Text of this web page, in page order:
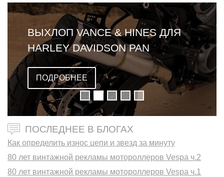
ВЫХЛОП VANCE & HINES ДЛЯ
HARLEY DAVIDSON PAN
AMERICA
ПОДРОБНЕЕ
ПОСЛЕДНЕЕ В БЛОГАХ
Как определить износ цепи и звезд за минуту
80 лет винтажной рекламы мотороллеров Vespa ч.2
80 лет винтажной рекламы мотороллеров Vespa ч.1